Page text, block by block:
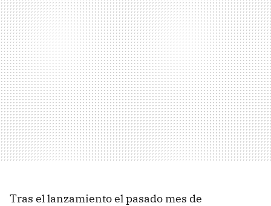
Tras el lanzamiento el pasado mes de